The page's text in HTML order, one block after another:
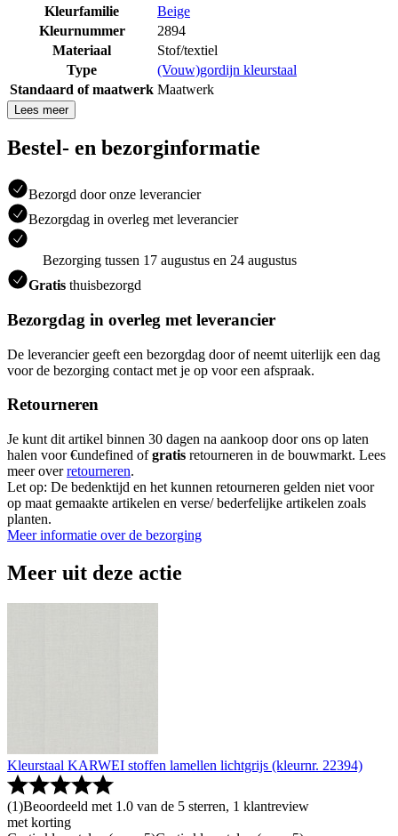
Kleurfamilie
Beige
Kleurnummer
2894
Materiaal
Stof/textiel
Type
(Vouw)gordijn kleurstaal
Standaard of maatwerk Maatwerk
Lees meer
Bestel- en bezorginformatie
Bezorgd door onze leverancier
Bezorgdag in overleg met leverancier
Bezorging tussen 17 augustus en 24 augustus
Gratis thuisbezorgd
Bezorgdag in overleg met leverancier
De leverancier geeft een bezorgdag door of neemt uiterlijk een dag
voor de bezorging contact met je op voor een afspraak.
Retourneren
Je kunt dit artikel binnen 30 dagen na aankoop door ons op laten
halen voor €undefined ofgratis retourneren in de bouwmarkt. Lees
meer overretourneren.
Let op: De bedenktijd en het kunnen retourneren gelden niet voor
op maat gemaakte artikelen en verse/ bederfelijke artikelen zoals
planten.
Meer informatie over de bezorging
Meer uit deze actie
Kleurstaal KARWEI stoffen lamellen lichtgrijs (kleurnr. 22394)
(1)Beoordeeld met 1.0 van de 5 sterren, 1 klantreview
met korting